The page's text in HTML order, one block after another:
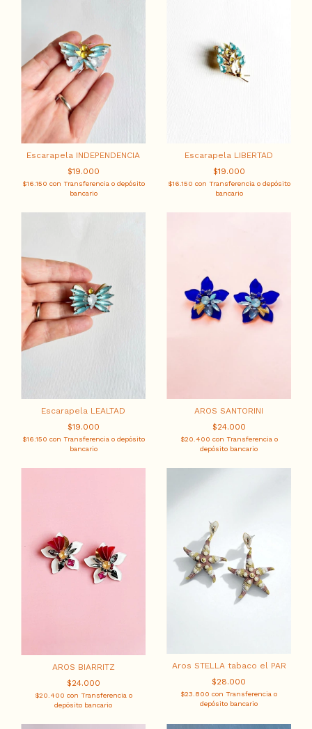
Escarapela INDEPENDENCIA
$19.000
$16.150 con Transferencia o depósito
bancario
Escarapela LIBERTAD
$19.000
$16.150 con Transferencia o depósito
bancario
Escarapela LEALTAD
$19.000
$16.150 con Transferencia o depósito
bancario
AROS SANTORINI
$24.000
$20.400 con Transferencia o
depósito bancario
AROS BIARRITZ
$24.000
$20.400 con Transferencia o
depósito bancario
Aros STELLA tabaco el PAR
$28.000
$23.800 con Transferencia o
depósito bancario